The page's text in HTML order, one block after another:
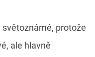
protože
ale hlavně